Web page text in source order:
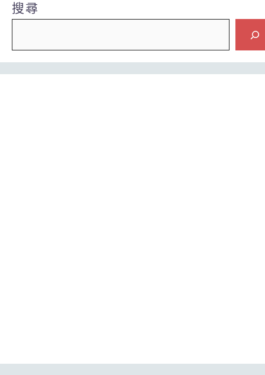
搜尋